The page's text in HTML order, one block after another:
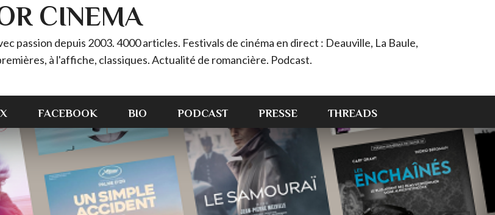
CINEMA
passion depuis 2003. 4000 articles. Festivals de cinéma en direct : Deauville, La Baule,
à l'affiche, classiques. Actualité de romancière. Podcast.
X FACEBOOK BIO PODCAST PRESSE THREADS